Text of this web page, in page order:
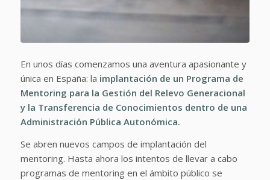
En unos días comenzamos una aventura apasionante y
única en España: la implantación de un Programa de
Mentoring para la Gestión del Relevo Generacional
y la Transferencia de Conocimientos dentro de una
Administración Pública Autonómica.
Se abren nuevos campos de implantación del
mentoring. Hasta ahora los intentos de llevar a cabo
programas de mentoring en el ámbito público se